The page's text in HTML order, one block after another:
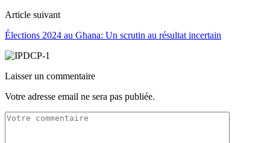
Article suivant
Élections 2024 au Ghana: Un scrutin au résultat incertain
Laisser un commentaire
Votre adresse email ne sera pas publiée.